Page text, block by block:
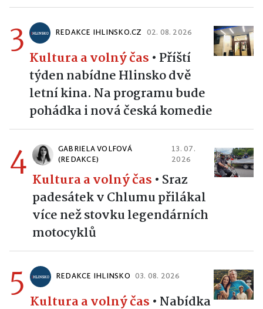
3 REDAKCE IHLINSKO.CZ 02. 08. 2026
Kultura a volný čas • Příští
týden nabídne Hlinsko dvě
letní kina. Na programu bude
pohádka i nová česká komedie
4
GABRIELA VOLFOVÁ
(REDAKCE)
13. 07.
2026
Kultura a volný čas • Sraz
padesátek v Chlumu přilákal
více než stovku legendárních
motocyklů
5 REDAKCE IHLINSKO 03. 08. 2026
Kultura a volný čas • Nabídka